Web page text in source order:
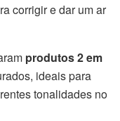
corrigir e dar um ar
produtos 2 em
ideais para
tonalidades no